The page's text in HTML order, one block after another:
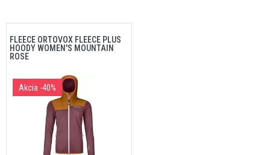
FLEECE ORTOVOX FLEECE PLUS
HOODY WOMEN'S MOUNTAIN
ROSE
Akcia -40%